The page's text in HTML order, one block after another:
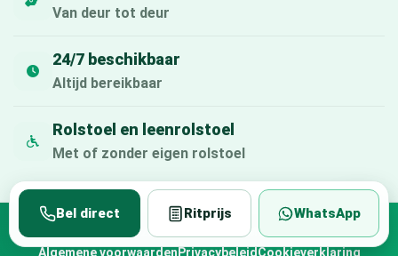
Van deur tot deur
24/7 beschikbaar
Altijd bereikbaar
Rolstoel en leenrolstoel
Met of zonder eigen rolstoel
© 2026 Rolstoeltaxi Max
Algemene voorwaarden Privacybeleid Cookieverklaring
Bel direct Ritprijs WhatsApp